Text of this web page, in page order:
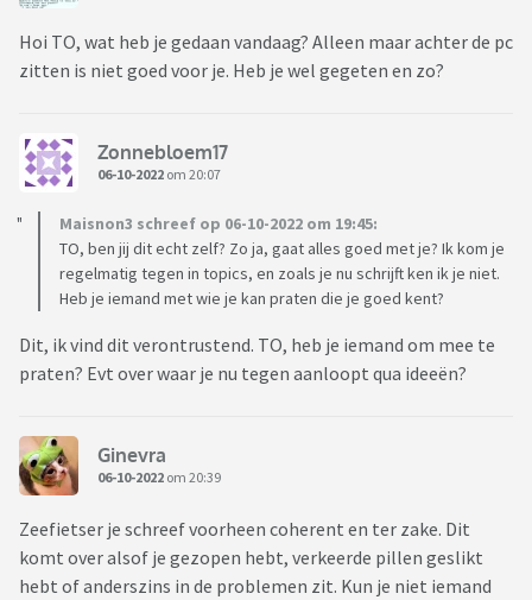
Hoi TO, wat heb je gedaan vandaag? Alleen maar achter de pc
zitten is niet goed voor je. Heb je wel gegeten en zo?
Zonnebloem17
06-10-2022 om 20:07
Maisnon3 schreef op 06-10-2022 om 19:45:
TO, ben jij dit echt zelf? Zo ja, gaat alles goed met je? Ik kom je
regelmatig tegen in topics, en zoals je nu schrijft ken ik je niet.
Heb je iemand met wie je kan praten die je goed kent?
Dit, ik vind dit verontrustend. TO, heb je iemand om mee te
praten? Evt over waar je nu tegen aanloopt qua ideeën?
Ginevra
06-10-2022 om 20:39
Zeefietser je schreef voorheen coherent en ter zake. Dit
komt over alsof je gezopen hebt, verkeerde pillen geslikt
hebt of anderszins in de problemen zit. Kun je niet iemand